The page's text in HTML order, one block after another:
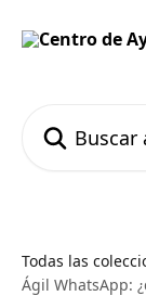
Todas las
Ágil WhatsApp: